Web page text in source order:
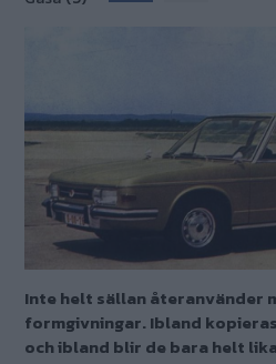
Inte helt sällan återanvänder
formgivningar. Ibland
och ibland blir de bara helt